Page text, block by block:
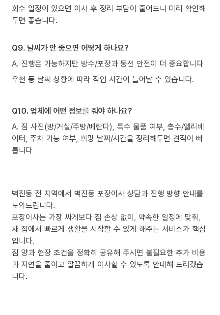
회수 일정이 있으면 이사 후 정리 부담이 줄어드니 미리 확인해
두면 좋습니다.
Q9. 날씨가 안 좋으면 어떻게 하나요?
A. 진행은 가능하지만 방수/포장과 동선 안전이 더 중요합니다
우천 등 날씨 상황에 따라 작업 시간이 늘어날 수 있습니다.
Q10. 업체에 어떤 정보를 줘야 하나요?
A. 짐 사진(방/거실/주방/베란다), 특수 물품 여부, 층수/엘리베
이터, 주차 가능 여부, 희망 날짜/시간을 정리해두면 견적이 빠
릅니다
벽진동 전 지역에서 벽진동 포장이사 상담과 진행 방향 안내를
도와드립니다.
포장이사는 가장 싸게보다 짐 손상 없이, 약속한 일정에 맞춰,
새 집에서 빠르게 생활을 시작할 수 있게 해주는 서비스가 핵심
입니다.
짐 양과 현장 조건을 정확히 공유해 주시면 불필요한 추가 비용
과 지연을 줄이고 깔끔하게 이사할 수 있도록 안내해 드리겠습
니다.